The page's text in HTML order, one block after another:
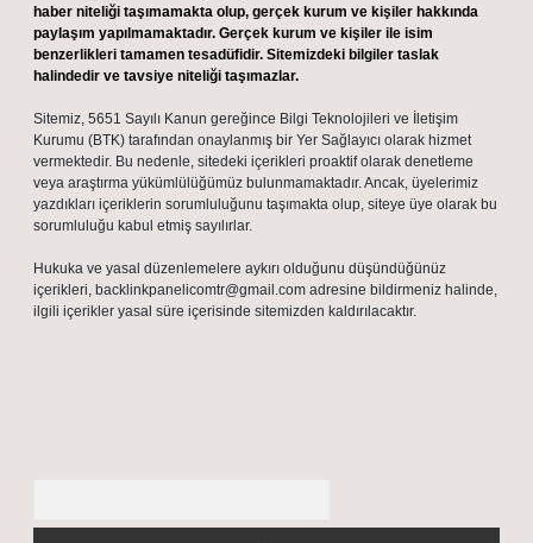
haber niteliği taşımamakta olup, gerçek kurum ve kişiler hakkında
paylaşım yapılmamaktadır. Gerçek kurum ve kişiler ile isim
benzerlikleri tamamen tesadüfidir. Sitemizdeki bilgiler taslak
halindedir ve tavsiye niteliği taşımazlar.
Sitemiz, 5651 Sayılı Kanun gereğince Bilgi Teknolojileri ve İletişim
Kurumu (BTK) tarafından onaylanmış bir Yer Sağlayıcı olarak hizmet
vermektedir. Bu nedenle, sitedeki içerikleri proaktif olarak denetleme
veya araştırma yükümlülüğümüz bulunmamaktadır. Ancak, üyelerimiz
yazdıkları içeriklerin sorumluluğunu taşımakta olup, siteye üye olarak bu
sorumluluğu kabul etmiş sayılırlar.
Hukuka ve yasal düzenlemelere aykırı olduğunu düşündüğünüz
içerikleri, backlinkpanelicomtr@gmail.com adresine bildirmeniz halinde,
ilgili içerikler yasal süre içerisinde sitemizden kaldırılacaktır.